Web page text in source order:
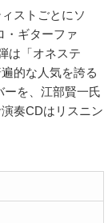
ストごとにソ
・ギターファ
は「オネステ
的な人気を誇る
ーを、江部賢一氏
奏CDはリスニン